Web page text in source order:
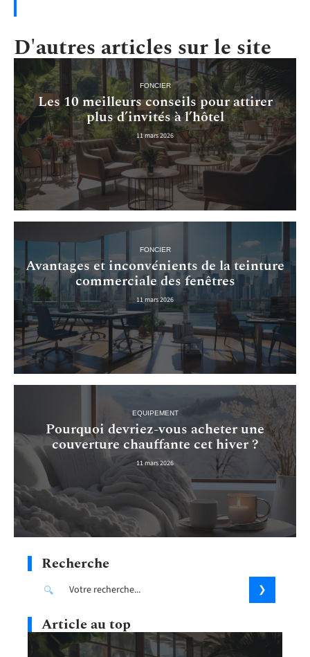
D'autres articles sur le site
FONCIER
Les 10 meilleurs conseils pour attirer
plus d’invités à l’hôtel
11 mars 2026
FONCIER
Avantages et inconvénients de la teinture
commerciale des fenêtres
11 mars 2026
EQUIPEMENT
Pourquoi devriez-vous acheter une
couverture chauffante cet hiver ?
11 mars 2026
Recherche
Article au top